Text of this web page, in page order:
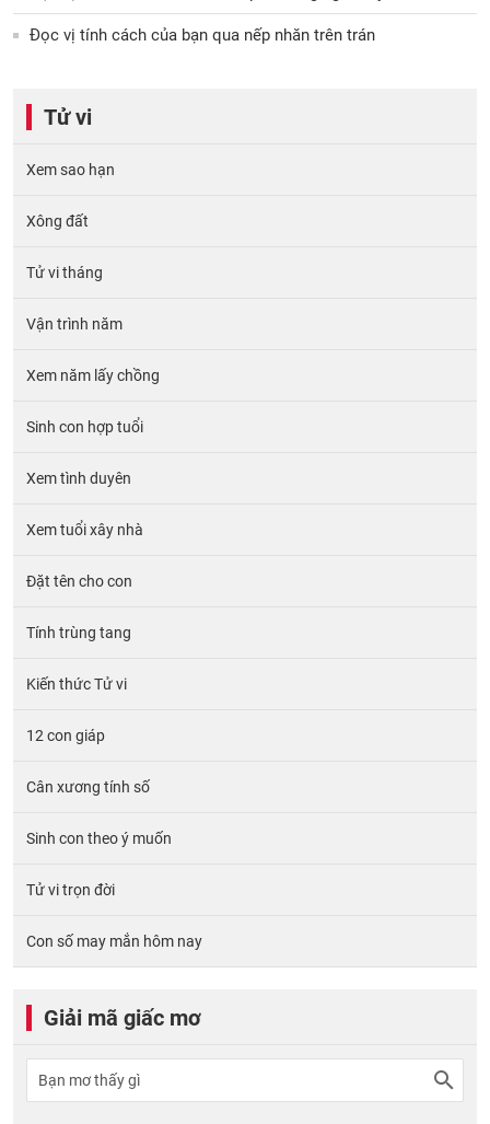
Đọc vị tính cách của bạn qua nếp nhăn trên trán
Tử vi
Xem sao hạn
Xông đất
Tử vi tháng
Vận trình năm
Xem năm lấy chồng
Sinh con hợp tuổi
Xem tình duyên
Xem tuổi xây nhà
Đặt tên cho con
Tính trùng tang
Kiến thức Tử vi
12 con giáp
Cân xương tính số
Sinh con theo ý muốn
Tử vi trọn đời
Con số may mắn hôm nay
Giải mã giấc mơ